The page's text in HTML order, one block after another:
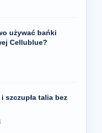
używać bańki
Cellublue?
szczupła talia bez